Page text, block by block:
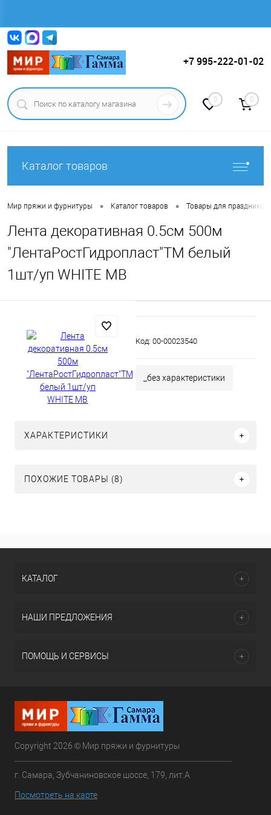
+7 995-222-01-02
0 0
Каталог товаров
Мир пряжи и фурнитуры • Каталог товаров • Товары для праздника.
Лента декоративная 0.5см 500м
"ЛентаРостГидропласт"ТМ белый
1шт/уп WHITE MB
Код: 00-00023540
_без характеристики
ХАРАКТЕРИСТИКИ
ПОХОЖИЕ ТОВАРЫ (8)
КАТАЛОГ
НАШИ ПРЕДЛОЖЕНИЯ
ПОМОЩЬ И СЕРВИСЫ
Copyright 2026 © Мир пряжи и фурнитуры
г. Самара, Зубчаниновское шоссе, 179, лит.А
Посмотреть на карте